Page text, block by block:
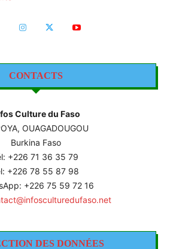
CONTACTS
Culture du Faso
OUAGADOUGOU
Burkina Faso
+226 71 36 35 79
+226 78 55 87 98
+226 75 59 72 16
DES DONNÉES